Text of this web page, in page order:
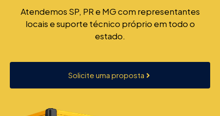
Atendemos SP, PR e MG com representantes
locais e suporte técnico próprio em todo o
estado.
Solicite uma proposta